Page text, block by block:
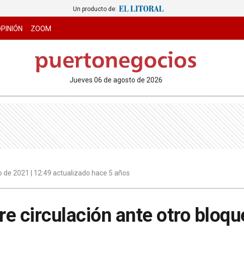
Un producto de:
ZOOM
jueves 06 de agosto de 2026
de 2021 | 12:49 actualizado hace 5 años
circulación ante otro